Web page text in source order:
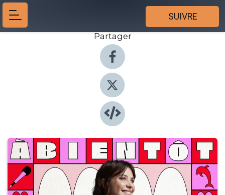
SUIVRE
Partager